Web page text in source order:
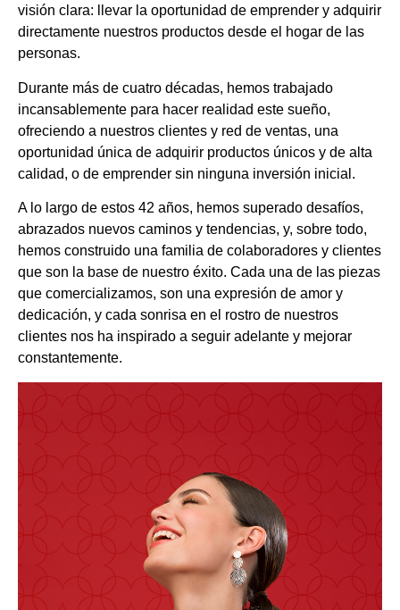
visión clara: llevar la oportunidad de emprender y adquirir
directamente nuestros productos desde el hogar de las
personas.
Durante más de cuatro décadas, hemos trabajado
incansablemente para hacer realidad este sueño,
ofreciendo a nuestros clientes y red de ventas, una
oportunidad única de adquirir productos únicos y de alta
calidad, o de emprender sin ninguna inversión inicial.
A lo largo de estos 42 años, hemos superado desafíos,
abrazados nuevos caminos y tendencias, y, sobre todo,
hemos construido una familia de colaboradores y clientes
que son la base de nuestro éxito. Cada una de las piezas
que comercializamos, son una expresión de amor y
dedicación, y cada sonrisa en el rostro de nuestros
clientes nos ha inspirado a seguir adelante y mejorar
constantemente.